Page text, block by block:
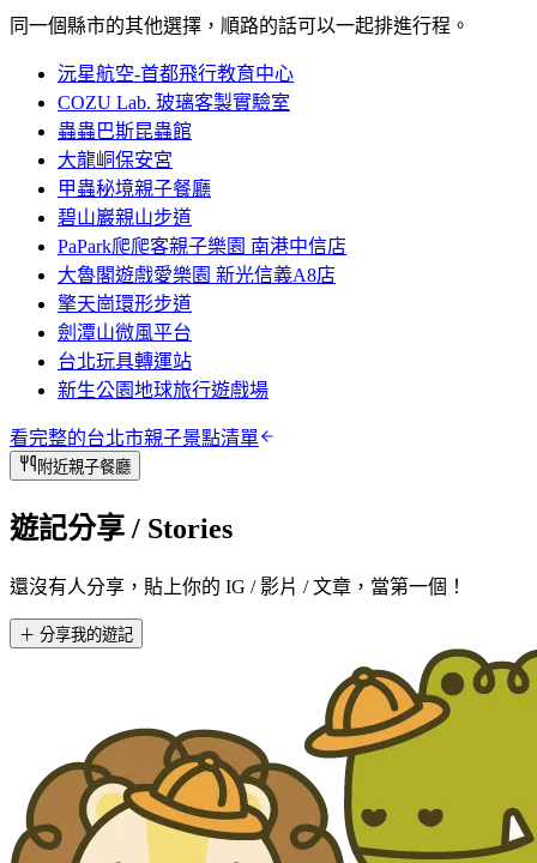
同一個縣市的其他選擇，順路的話可以一起排進行程。
沅星航空-首都飛行教育中心
COZU Lab. 玻璃客製實驗室
蟲蟲巴斯昆蟲館
大龍峒保安宮
甲蟲秘境親子餐廳
碧山巖親山步道
PaPark爬爬客親子樂園 南港中信店
大魯閣遊戲愛樂園 新光信義A8店
擎天崗環形步道
劍潭山微風平台
台北玩具轉運站
新生公園地球旅行遊戲場
看完整的台北市親子景點清單
附近親子餐廳
遊記分享 / Stories
還沒有人分享，貼上你的 IG / 影片 / 文章，當第一個！
＋ 分享我的遊記